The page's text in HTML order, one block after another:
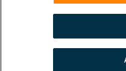
Recherche
Contact